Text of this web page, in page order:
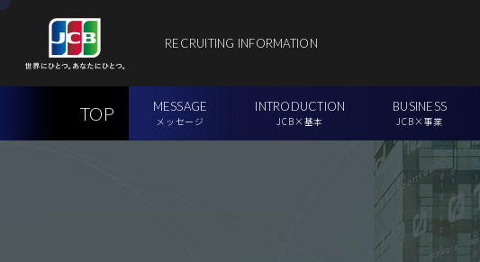
RECRUITING INFORMATION
TOP MESSAGE
メッセージ
INTRODUCTION
JCB×基本
BUSINESS
JCB×事業